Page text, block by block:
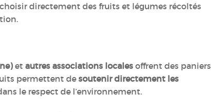
directement des fruits et légumes récoltés
et autres associations locales offrent des paniers
permettent de soutenir directement les
le respect de l’environnement.